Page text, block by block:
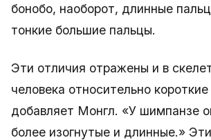
бонобо, наоборот, длинные
тонкие большие пальцы.
Эти отличия отражены и в
человека относительно
добавляет Монгл. «У шимпанзе
более изогнутые и длинные.»